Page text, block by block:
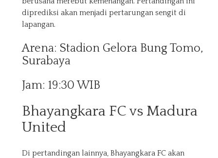
diprediksi akan menjadi pertarungan sengit di
lapangan.
Arena: Stadion Gelora Bung Tomo,
Surabaya
Jam: 19:30 WIB
Bhayangkara FC vs Madura
United
Di pertandingan lainnya, Bhayangkara FC akan